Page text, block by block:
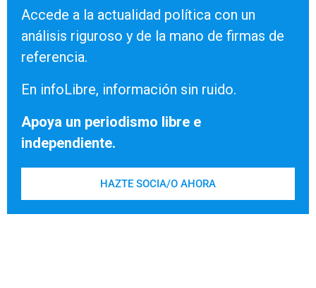
Accede a la actualidad política con un
análisis riguroso y de la mano de firmas de
referencia.
En infoLibre, información sin ruido.
Apoya un periodismo libre e
independiente.
HAZTE SOCIA/O AHORA